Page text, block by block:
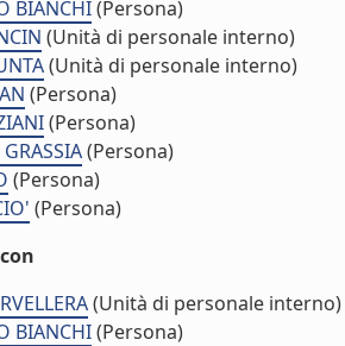
BIANCHI(Persona)
(Unità di personale interno)
(Unità di personale interno)
(Persona)
(Persona)
(Persona)
(Persona)
(Persona)
(Unità di personale interno)
BIANCHI(Persona)